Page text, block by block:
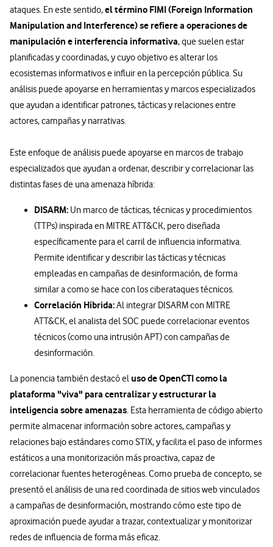
ataques. En este sentido,el término FIMI (Foreign Information
Manipulation and Interference) se refiere a operaciones de
manipulación e interferencia informativa, que suelen estar
planificadas y coordinadas, y cuyo objetivo es alterar los
ecosistemas informativos e influir en la percepción pública. Su
análisis puede apoyarse en herramientas y marcos especializados
que ayudan a identificar patrones, tácticas y relaciones entre
actores, campañas y narrativas.
Este enfoque de análisis puede apoyarse en marcos de trabajo
especializados que ayudan a ordenar, describir y correlacionar las
distintas fases de una amenaza híbrida:
DISARM: Un marco de tácticas, técnicas y procedimientos
(TTPs) inspirada en MITRE ATT&CK, pero diseñada
específicamente para el carril de influencia informativa.
Permite identificar y describir las tácticas y técnicas
empleadas en campañas de desinformación, de forma
similar a como se hace con los ciberataques técnicos.
Correlación Híbrida:Al integrar DISARM con MITRE
ATT&CK, el analista del SOC puede correlacionar eventos
técnicos (como una intrusión APT) con campañas de
desinformación.
La ponencia también destacó el uso de OpenCTI como la
plataforma "viva" para centralizar y estructurar la
inteligencia sobre amenazas. Esta herramienta de código abierto
permite almacenar información sobre actores, campañas y
relaciones bajo estándares como STIX, y facilita el paso de informes
estáticos a una monitorización más proactiva, capaz de
correlacionar fuentes heterogéneas. Como prueba de concepto, se
presentó el análisis de una red coordinada de sitios web vinculados
a campañas de desinformación, mostrando cómo este tipo de
aproximación puede ayudar a trazar, contextualizar y monitorizar
redes de influencia de forma más eficaz.